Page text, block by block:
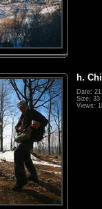
h.
Date:
Size: 33
Views: